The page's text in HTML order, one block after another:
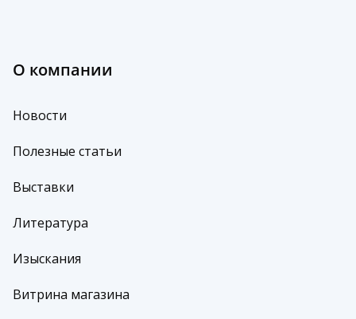
О компании
Новости
Полезные статьи
Выставки
Литература
Изыскания
Витрина магазина